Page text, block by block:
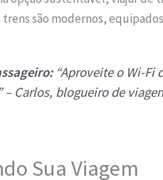
são modernos,
“Aproveite o Wi-Fi
– Carlos, blogueiro de
Sua Viagem